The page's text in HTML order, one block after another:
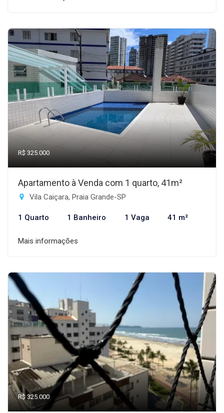
R$ 325.000
Apartamento à Venda com 1 quarto, 41m²
Vila Caiçara, Praia Grande-SP
1 Quarto 1 Banheiro 1 Vaga 41 m²
Mais informações
R$ 325.000